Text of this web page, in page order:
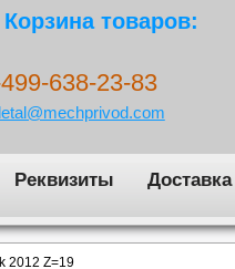
Корзина товаров:
638-23-83
Реквизиты
Доставка
2012 Z=19